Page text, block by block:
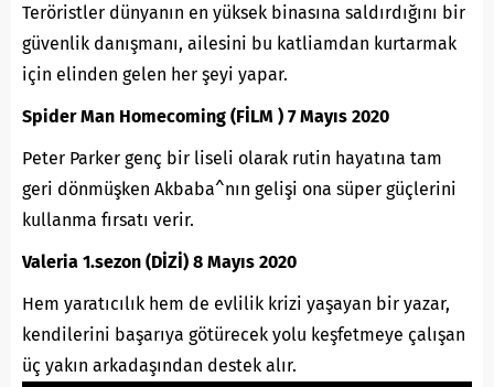
Teröristler dünyanın en yüksek binasına saldırdığını bir
güvenlik danışmanı, ailesini bu katliamdan kurtarmak
için elinden gelen her şeyi yapar.
Spider Man Homecoming (FİLM ) 7 Mayıs 2020
Peter Parker genç bir liseli olarak rutin hayatına tam
geri dönmüşken Akbaba^nın gelişi ona süper güçlerini
kullanma fırsatı verir.
Valeria 1.sezon (DİZİ) 8 Mayıs 2020
Hem yaratıcılık hem de evlilik krizi yaşayan bir yazar,
kendilerini başarıya götürecek yolu keşfetmeye çalışan
üç yakın arkadaşından destek alır.